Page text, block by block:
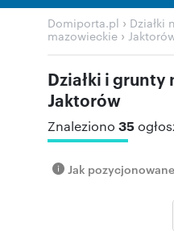
Domiporta.pl › Działki
mazowieckie ›
Działki i grunty
Jaktorów
Znaleziono 35
Jak